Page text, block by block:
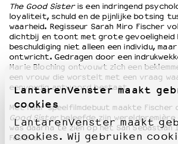
LantarenVenster maakt
cookies
LantarenVenster maakt
cookies. Wij gebruiken
The Good Sisteris een indringend
loyaliteit, schuld en de pijnlijke botsing
waarheid. Regisseur Sarah Miro Fischer
dichtbij en toont met grote gevoeligheid
beschuldiging niet alleen een individu,
ontwricht. Gedragen door een
Marie Bloching ontvouwt zich een
een vrouw die worstelt met een vraag
eenvoudig antwoord bestaat.
Met haar speelfilmdebuut maakte Fischer
Good Sisterbeleefde zijn
was daarna te zien op het San Sebastián
Festival.